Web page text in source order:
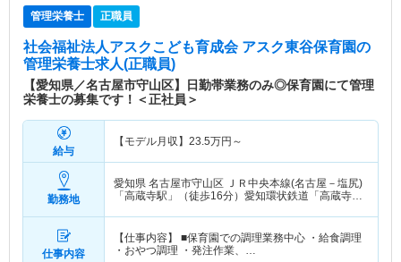
管理栄養士 正職員
社会福祉法人アスクこども育成会 アスク東谷保育園の
管理栄養士求人(正職員)
【愛知県／名古屋市守山区】日勤帯業務のみ◎保育園にて管理
栄養士の募集です！＜正社員＞
給与
【モデル月収】 23.5万円～
勤務地
愛知県 名古屋市守山区 ＪＲ中央本線(名古屋－塩尻)
「高蔵寺駅」（徒歩16分）愛知環状鉄道「高蔵寺
仕事内容
【仕事内容】 ■保育園での調理業務中心 ・給食調理
・おやつ調理 ・発注作業、…